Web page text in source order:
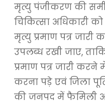
मृत्यु पंजीकरण की
चिकित्सा अधिकारी
मृत्यु प्रमाण पत्र
उपलब्ध रखी जाए,
प्रमाण पत्र जारी
करना पड़े एवं जिला
की जनपद में फैमिली